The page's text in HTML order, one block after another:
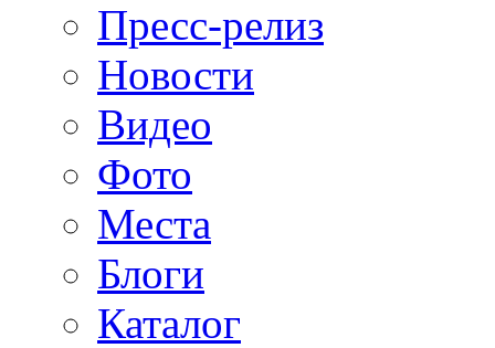
Пресс-релиз
Новости
Видео
Фото
Места
Блоги
Каталог